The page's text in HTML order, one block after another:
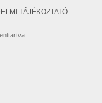
TÁJÉKOZTATÓ